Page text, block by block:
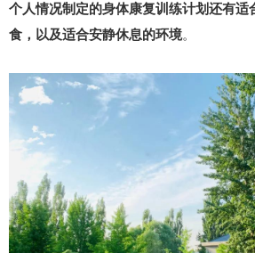
个人情况制定的身体康复训练计划还有适
食，以及适合安静休息的环境。